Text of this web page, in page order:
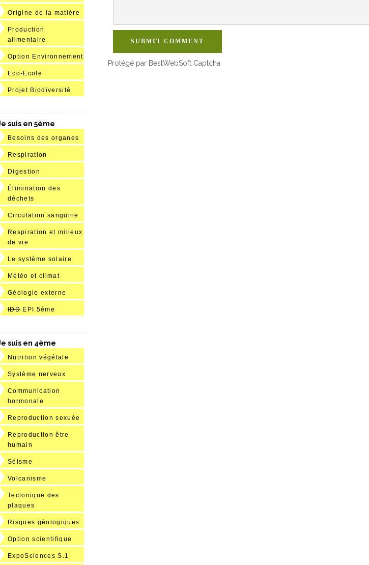
SUBMIT COMMENT
Protégé par BestWebSoft Captcha
Origine de la matière
Production
alimentaire
Option Environnement
Eco-Ecole
Projet Biodiversité
suis en 5ème
Besoins des organes
Respiration
Digestion
Élimination des
déchets
Circulation sanguine
Respiration et milieux
de vie
Le système solaire
Météo et climat
Géologie externe
IDD EPI 5ème
suis en 4ème
Nutrition végétale
Système nerveux
Communication
hormonale
Reproduction sexuée
Reproduction être
humain
Séisme
Volcanisme
Tectonique des
plaques
Risques géologiques
Option scientifique
ExpoSciences S.1